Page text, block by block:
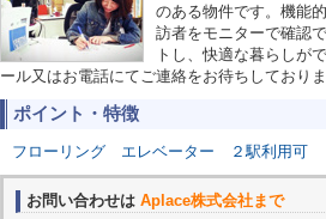
のある物件です。機能
訪者をモニターで確認
トし、快適な暮らしが
ール又はお電話にてご連絡をお待ちしておりま
ポイント・特徴
フローリング エレベーター ２駅利用可
お問い合わせは Aplace株式会社まで